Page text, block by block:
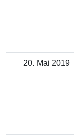
20. Mai 2019